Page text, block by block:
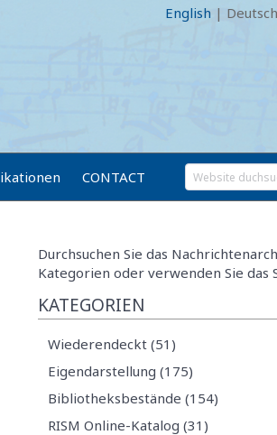
English | Deutsch
CONTACT
Durchsuchen Sie das
Kategorien oder verwenden Sie das
KATEGORIEN
Wiederendeckt (51)
Eigendarstellung (175)
Bibliotheksbestände (154)
RISM Online-Katalog (31)